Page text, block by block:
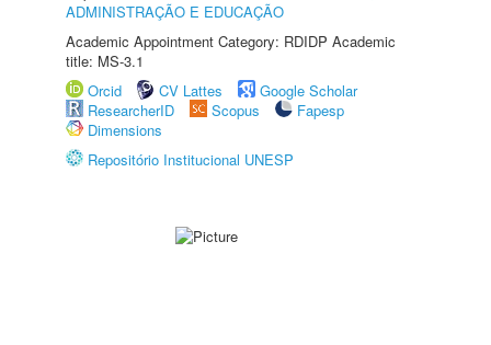
ADMINISTRAÇÃO E EDUCAÇÃO
Academic Appointment Category: RDIDP Academic
title: MS-3.1
Orcid
CV Lattes
Google Scholar
ResearcherID
Scopus
Fapesp
Dimensions
Repositório Institucional UNESP